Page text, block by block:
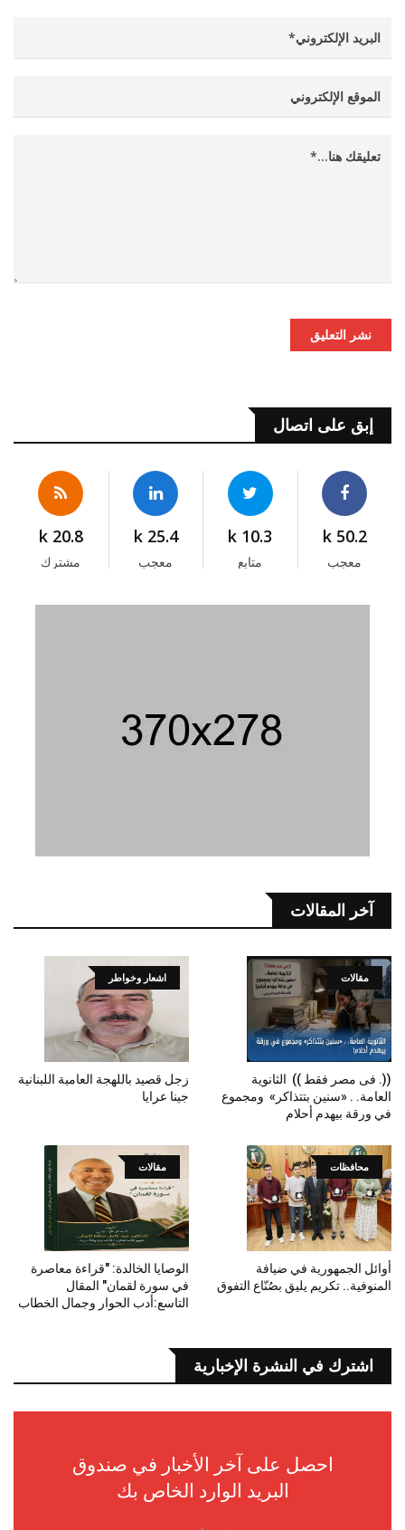
نشر التعليق
إبق على اتصال
50.2 k
معجب
10.3 k
متابع
25.4 k
معجب
20.8 k
مشترك
آخر المقالات
مقالات
((. فى مصر فقط )) الثانوية
العامة. . «سنين بتتذاكر» ومجموع
في ورقة بيهدم أحلام
اشعار وخواطر
زجل قصيد باللهجة العامية اللبنانية
جينا عرايا
محافظات
أوائل الجمهورية في ضيافة
المنوفية.. تكريم يليق بصُنّاع التفوق
مقالات
الوصايا الخالدة: "قراءة معاصرة
في سورة لقمان" المقال
التاسع:أدب الحوار وجمال الخطاب
اشترك في النشرة الإخبارية
احصل على آخر الأخبار في صندوق
البريد الوارد الخاص بك